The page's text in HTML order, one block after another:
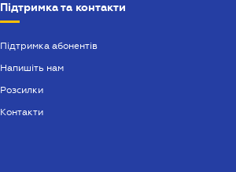
Підтримка та контакти
Підтримка абонентів
Напишіть нам
Розсилки
Контакти